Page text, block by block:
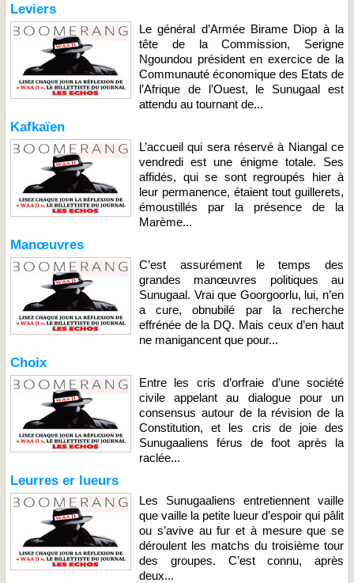
Leviers
Le général d’Armée Birame Diop à la
tête de la Commission, Serigne
Ngoundou président en exercice de la
Communauté économique des Etats de
l’Afrique de l’Ouest, le Sunugaal est
attendu au tournant de...
Kafkaïen
L’accueil qui sera réservé à Niangal ce
vendredi est une énigme totale. Ses
affidés, qui se sont regroupés hier à
leur permanence, étaient tout guillerets,
émoustillés par la présence de la
Marème...
Manœuvres
C’est assurément le temps des
grandes manœuvres politiques au
Sunugaal. Vrai que Goorgoorlu, lui, n’en
a cure, obnubilé par la recherche
effrénée de la DQ. Mais ceux d’en haut
ne manigancent que pour...
Choix
Entre les cris d’orfraie d’une société
civile appelant au dialogue pour un
consensus autour de la révision de la
Constitution, et les cris de joie des
Sunugaaliens férus de foot après la
raclée...
Leurres er lueurs
Les Sunugaaliens entretiennent vaille
que vaille la petite lueur d’espoir qui pâlit
ou s’avive au fur et à mesure que se
déroulent les matchs du troisième tour
des groupes. C’est connu, après
deux...